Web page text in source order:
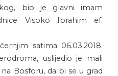
bio je glavni imam
Visoko Ibrahim ef.
satima 06.03.2018.
uslijedio je mali
Bosforu, da bi se u grad